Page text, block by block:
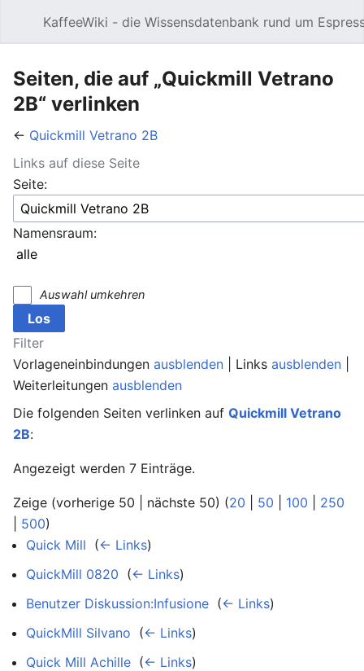
KaffeeWiki - die Wissensdatenbank rund um
Seiten, die auf „Quickmill Vetrano
2B“ verlinken
← Quickmill Vetrano 2B
Links auf diese Seite
Seite:
Namensraum:
Auswahl umkehren
Filter
Vorlageneinbindungen ausblenden | Links ausblenden
Weiterleitungen ausblenden
Die folgenden Seiten verlinken auf Quickmill Vetrano
2B:
Angezeigt werden 7 Einträge.
Zeige (vorherige 50 | nächste 50) (20 50 100
250
500)
Quick Mill (← Links)
QuickMill 0820 (← Links)
Benutzer Diskussion:Infusione (← Links)
QuickMill Silvano (← Links)
Quick Mill Achille (← Links)